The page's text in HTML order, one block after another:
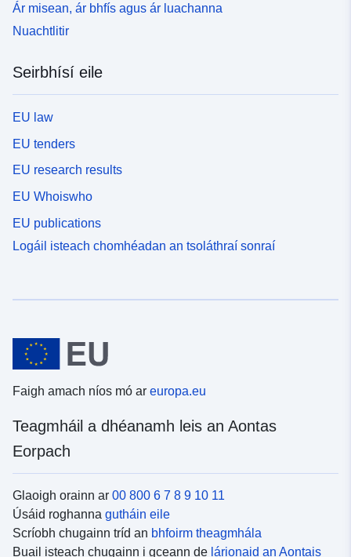
Ár misean, ár bhfís agus ár luachanna
Nuachtlitir
Seirbhísí eile
EU law
EU tenders
EU research results
EU Whoiswho
EU publications
Logáil isteach chomhéadan an tsoláthraí sonraí
Faigh amach níos mó ar europa.eu
Teagmháil a dhéanamh leis an Aontas
Eorpach
Glaoigh orainn ar 00 800 6 7 8 9 10 11
Úsáid roghanna gutháin eile
Scríobh chugainn tríd an bhfoirm theagmhála
Buail isteach chugainn i gceann de lárionaid an Aontais